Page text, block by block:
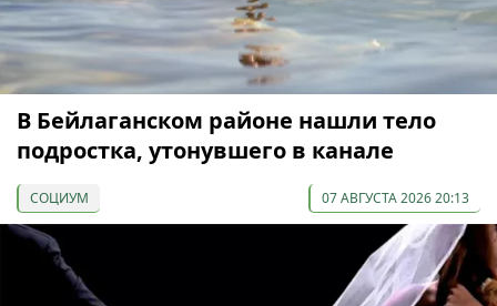
В Бейлаганском районе нашли тело
подростка, утонувшего в канале
СОЦИУМ 07 АВГУСТА 2026 20:13